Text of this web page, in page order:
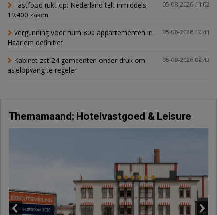
05-08-2026 11:02
Fastfood rukt op: Nederland telt inmiddels
19.400 zaken
05-08-2026 10:41
Vergunning voor ruim 800 appartementen in
Haarlem definitief
05-08-2026 09:43
Kabinet zet 24 gemeenten onder druk om
asielopvang te regelen
Themamaand: Hotelvastgoed & Leisure